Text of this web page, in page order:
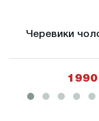
Черевики
1990